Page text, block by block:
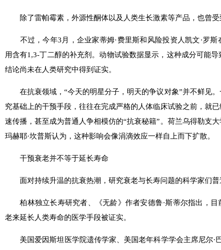
除了雷帕霉素，外源性酮体以及人类生长激素等产品，也曾受
不过，今年3月，企业家蒂姆·费里斯和风险投资人凯文·罗斯
用含有1,3-丁二醇的补充剂。动物试验数据显示，这种成分可能
结论尚未在人类研究中得到证实。
在抗衰领域，“今天的明星分子，明天的争议对象”并不鲜见。
究基础上的干预手段，往往在完成严格的人体临床试验之前，就
速传播，甚至成为普通人争相模仿的“抗衰秘籍”。荷兰乌得勒支
玛赫耶·坎普斯认为，这种影响会像涓滴效应一样自上而下扩散。
干预衰老并不等于延长寿命
面对持续升温的抗衰热潮，研究衰老与长寿问题的科学家们普
柏林独立长寿研究者、《无龄》作者安德鲁·斯蒂尔指出，目
老来延长人类寿命的医学手段被证实。
美国爱因斯坦医学院遗传学家、美国老年科学学会主席尼尔·